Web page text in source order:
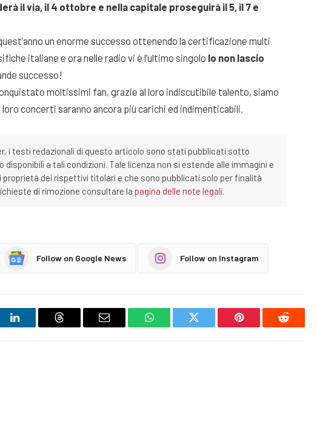
il via, il 4 ottobre e nella capitale proseguirà il 5, il 7 e
un enorme successo ottenendo la certificazione multi
italiane e ora nelle radio vi è l’ultimo singolo Io non lascio
successo!
moltissimi fan, grazie al loro indiscutibile talento, siamo
concerti saranno ancora più carichi ed indimenticabili.
i testi redazionali di questo articolo sono stati pubblicati sotto
disponibili a tali condizioni. Tale licenza non si estende alle immagini e
dei rispettivi titolari e che sono pubblicati solo per finalità
di rimozione consultare la pagina delle note legali.
Follow on Google News Follow on Instagram
LinkedIn Threads Email WhatsAppTwitter Pinterest Reddit